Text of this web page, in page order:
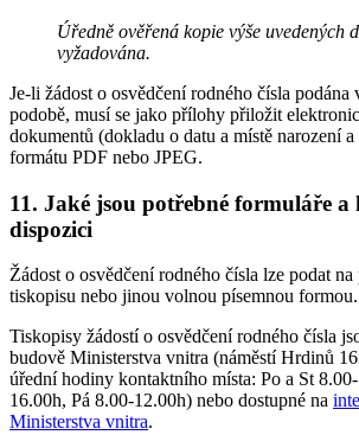
Úředně ověřená kopie výše uvedených
vyžadována.
Je-li žádost o osvědčení rodného čísla podána
podobě, musí se jako přílohy přiložit
dokumentů (dokladu o datu a místě narození
formátu PDF nebo JPEG.
11. Jaké jsou potřebné formuláře a
dispozici
Žádost o osvědčení rodného čísla lze podat na
tiskopisu nebo jinou volnou písemnou formou.
Tiskopisy žádostí o osvědčení rodného čísla
budově Ministerstva vnitra (náměstí Hrdinů
úřední hodiny kontaktního místa: Po a St
16.00h, Pá 8.00-12.00h) nebo dostupné na
Ministerstva vnitra.